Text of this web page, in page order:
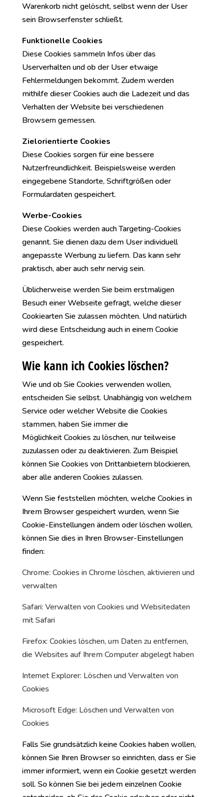
Warenkorb nicht gelöscht, selbst wenn der User
sein Browserfenster schließt.
Funktionelle Cookies
Diese Cookies sammeln Infos über das
Userverhalten und ob der User etwaige
Fehlermeldungen bekommt. Zudem werden
mithilfe dieser Cookies auch die Ladezeit und das
Verhalten der Website bei verschiedenen
Browsern gemessen.
Zielorientierte Cookies
Diese Cookies sorgen für eine bessere
Nutzerfreundlichkeit. Beispielsweise werden
eingegebene Standorte, Schriftgrößen oder
Formulardaten gespeichert.
Werbe-Cookies
Diese Cookies werden auch Targeting-Cookies
genannt. Sie dienen dazu dem User individuell
angepasste Werbung zu liefern. Das kann sehr
praktisch, aber auch sehr nervig sein.
Üblicherweise werden Sie beim erstmaligen
Besuch einer Webseite gefragt, welche dieser
Cookiearten Sie zulassen möchten. Und natürlich
wird diese Entscheidung auch in einem Cookie
gespeichert.
Wie kann ich Cookies löschen?
Wie und ob Sie Cookies verwenden wollen,
entscheiden Sie selbst. Unabhängig von welchem
Service oder welcher Website die Cookies
stammen, haben Sie immer die
Möglichkeit Cookies zu löschen, nur teilweise
zuzulassen oder zu deaktivieren. Zum Beispiel
können Sie Cookies von Drittanbietern blockieren,
aber alle anderen Cookies zulassen.
Wenn Sie feststellen möchten, welche Cookies in
Ihrem Browser gespeichert wurden, wenn Sie
Cookie-Einstellungen ändern oder löschen wollen,
können Sie dies in Ihren Browser-Einstellungen
finden:
Chrome: Cookies in Chrome löschen, aktivieren und
verwalten
Safari: Verwalten von Cookies und Websitedaten
mit Safari
Firefox: Cookies löschen, um Daten zu entfernen,
die Websites auf Ihrem Computer abgelegt haben
Internet Explorer: Löschen und Verwalten von
Cookies
Microsoft Edge: Löschen und Verwalten von
Cookies
Falls Sie grundsätzlich keine Cookies haben wollen,
können Sie Ihren Browser so einrichten, dass er Sie
immer informiert, wenn ein Cookie gesetzt werden
soll. So können Sie bei jedem einzelnen Cookie